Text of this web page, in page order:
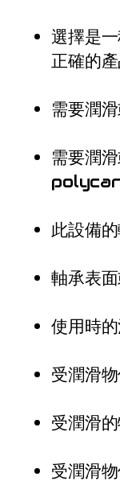
選擇是
正確的
需要潤
需要潤
此設備
軸承表
使用時
受潤滑
受潤滑
受潤滑